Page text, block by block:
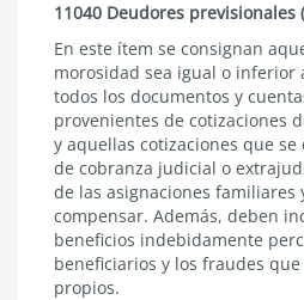
11040 Deudores previsionales
En este ítem se consignan
morosidad sea igual o inferior
todos los documentos y
provenientes de cotizaciones
y aquellas cotizaciones que
de cobranza judicial o
de las asignaciones familiares
compensar. Además, deben
beneficios indebidamente
beneficiarios y los fraudes
propios.